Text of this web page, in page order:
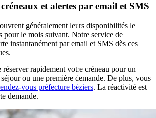
et alertes par email et SMS
généralement leurs disponibilités le
pour le mois suivant. Notre service de
instantanément par email et SMS dès ces
réserver rapidement votre créneau pour un
ou une première demande. De plus, vous
vous préfecture béziers. La réactivité est
demande.